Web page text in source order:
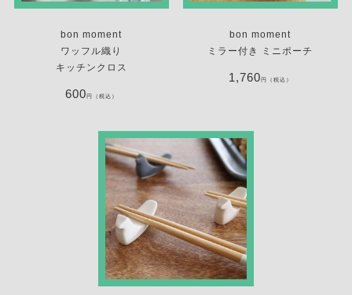
bon moment
ワッフル織り
キッチンクロス
600円（税込）
bon moment
ミラー付き ミニポーチ
1,760円（税込）